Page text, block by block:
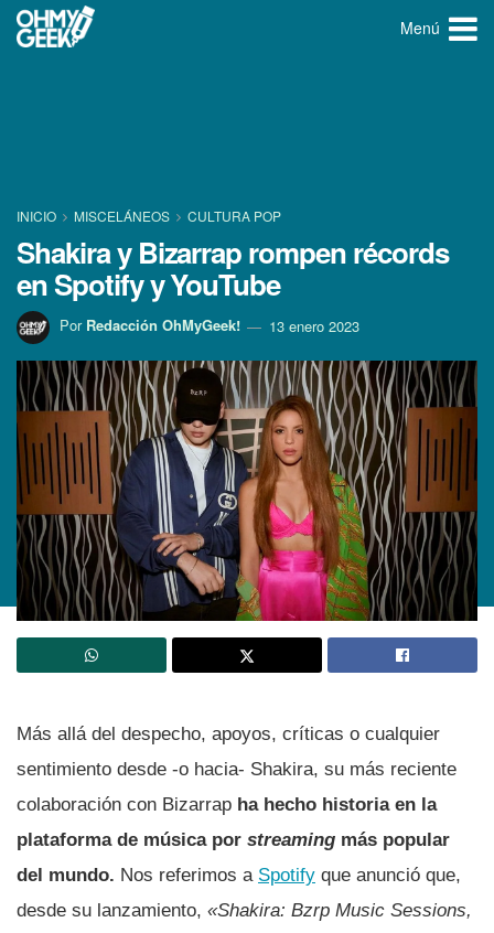
Menú
INICIO MISCELÁNEOS CULTURA POP
Shakira y Bizarrap rompen récords
en Spotify y YouTube
Por Redacción OhMyGeek! 13 enero 2023
Más allá del despecho, apoyos, críticas o cualquier
sentimiento desde -o hacia- Shakira, su más reciente
colaboración con Bizarrap ha hecho historia en la
plataforma de música por streaming más popular
del mundo. Nos referimos a Spotify que anunció que,
desde su lanzamiento, «Shakira: Bzrp Music Sessions,